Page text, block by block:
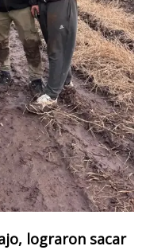
lograron sacar